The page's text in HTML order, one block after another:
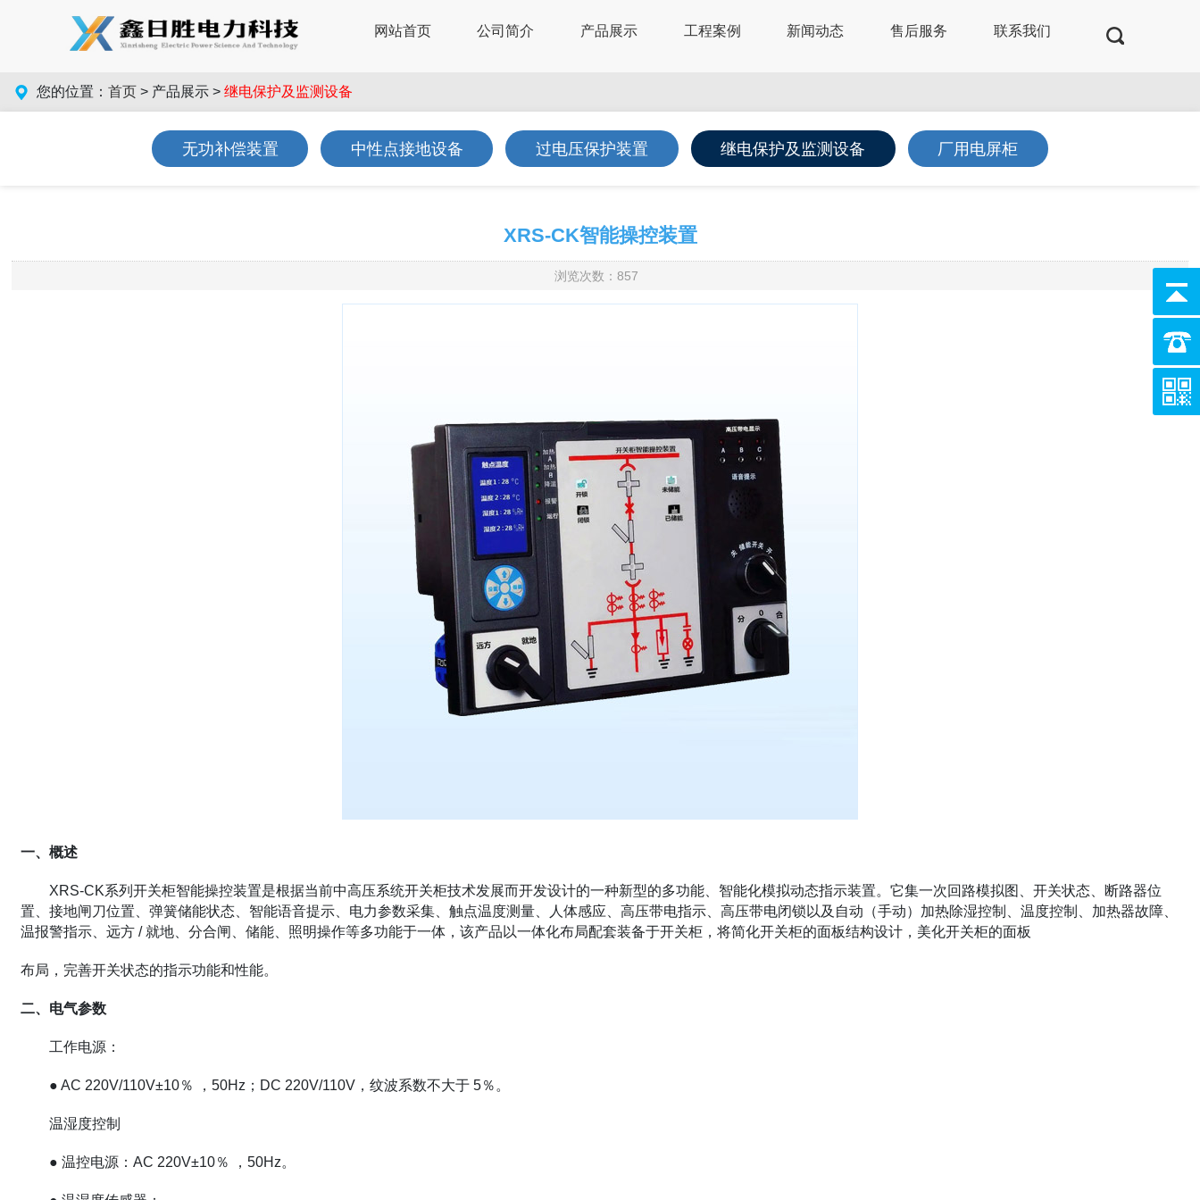
网站首页 公司简介 产品展示 工程案例 新闻动态 售后服务 联系我们
您的位置：首页 > 产品展示 >继电保护及监测设备
无功补偿装置 中性点接地设备 过电压保护装置 继电保护及监测设备 厂用电屏柜
XRS-CK智能操控装置
浏览次数：857
一、概述
XRS-CK系列开关柜智能操控装置是根据当前中高压系统开关柜技术发展而开发设计的一种新型的多功能、智能化模拟动态指示装置。它集一次回路模拟图、开关状态、断路器位
置、接地闸刀位置、弹簧储能状态、智能语音提示、电力参数采集、触点温度测量、人体感应、高压带电指示、高压带电闭锁以及自动（手动）加热除湿控制、温度控制、加热器故障、
温报警指示、远方 / 就地、分合闸、储能、照明操作等多功能于一体，该产品以一体化布局配套装备于开关柜，将简化开关柜的面板结构设计，美化开关柜的面板
布局，完善开关状态的指示功能和性能。
二、电气参数
工作电源：
● AC 220V/110V±10％ ，50Hz；DC 220V/110V，纹波系数不大于 5％。
温湿度控制
● 温控电源：AC 220V±10％ ，50Hz。